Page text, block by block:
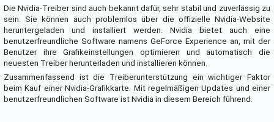
Die Nvidia-Treiber sind auch bekannt dafür, sehr stabil und zuverlässig zu
sein. Sie können auch problemlos über die offizielle Nvidia-Website
heruntergeladen und installiert werden. Nvidia bietet auch eine
benutzerfreundliche Software namens GeForce Experience an, mit der
Benutzer ihre Grafikeinstellungen optimieren und automatisch die
neuesten Treiber herunterladen und installieren können.
Zusammenfassend ist die Treiberunterstützung ein wichtiger Faktor
beim Kauf einer Nvidia-Grafikkarte. Mit regelmäßigen Updates und einer
benutzerfreundlichen Software ist Nvidia in diesem Bereich führend.